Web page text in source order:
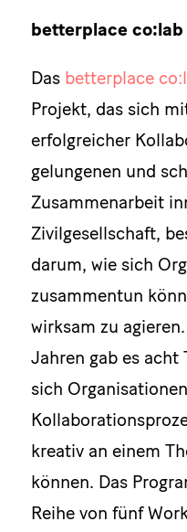
betterplace co:lab
Das betterplace
Projekt, das sich
erfolgreicher
gelungenen und
Zusammenarbeit
Zivilgesellschaft,
darum, wie sich
zusammentun
wirksam zu
Jahren gab es acht
sich
kreativ an einem
können. Das
Reihe von fünf